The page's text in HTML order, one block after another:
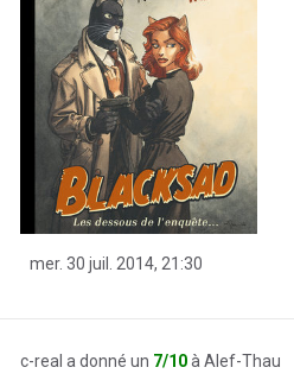
mer. 30 juil. 2014, 21:30
c-real a donné un 7/10à Alef-Thau